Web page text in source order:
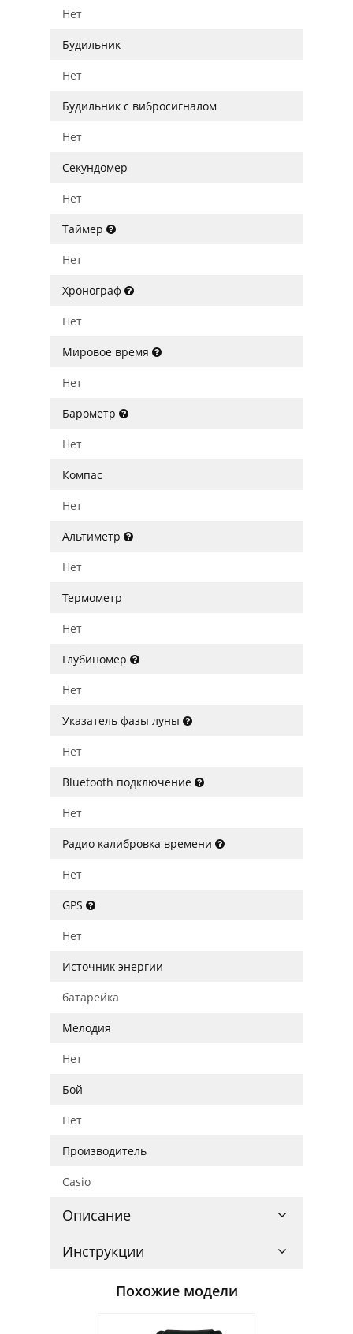
Нет
Будильник
Нет
Будильник с вибросигналом
Нет
Секундомер
Нет
Таймер
Нет
Хронограф
Нет
Мировое время
Нет
Барометр
Нет
Компас
Нет
Альтиметр
Нет
Термометр
Нет
Глубиномер
Нет
Указатель фазы луны
Нет
Bluetooth подключение
Нет
Радио калибровка времени
Нет
GPS
Нет
Источник энергии
батарейка
Мелодия
Нет
Бой
Нет
Производитель
Casio
Описание
Инструкции
Похожие модели